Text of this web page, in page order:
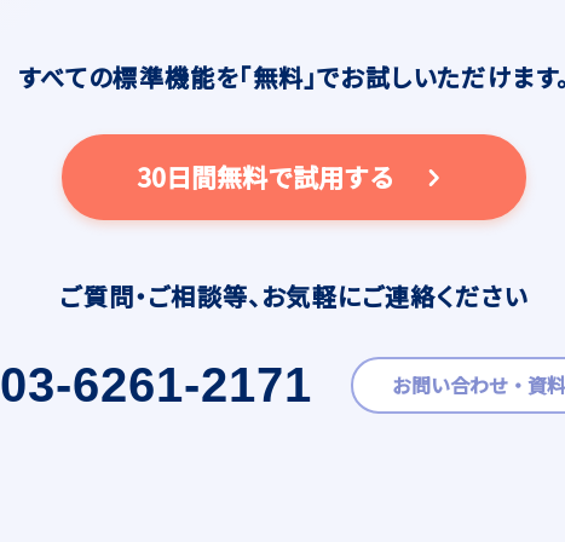
すべての標準機能を「無料」でお試しいただけます。
30日間無料で試用する
ご質問・ご相談等、お気軽にご連絡ください
03-6261-2171 お問い合わせ・資